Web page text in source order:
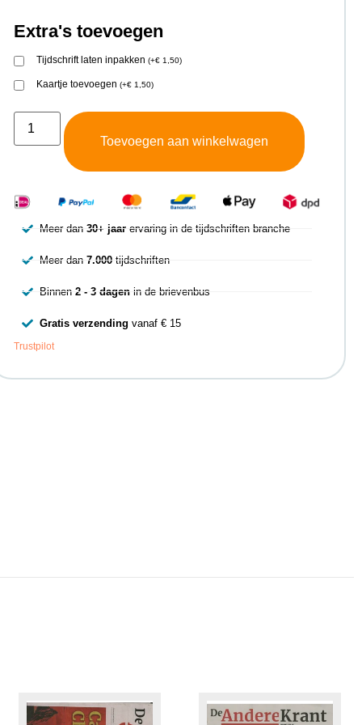
Extra's toevoegen
Tijdschrift laten inpakken (+€1,50)
Kaartje toevoegen (+€1,50)
Toevoegen aan winkelwagen
Meer dan30+ jaar ervaring in de tijdschriften branche
Meer dan7.000 tijdschriften
Binnen2 - 3 dagen in de brievenbus
Gratis verzending vanaf € 15
Trustpilot